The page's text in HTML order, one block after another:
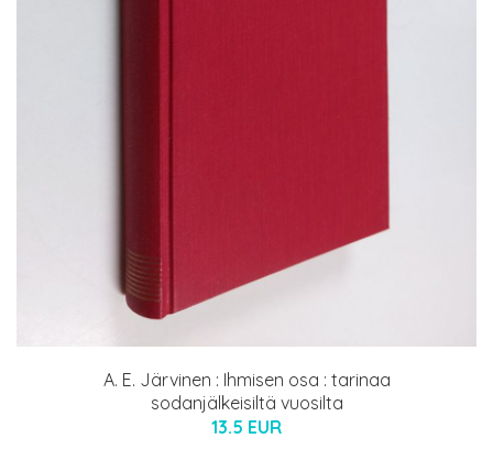
A. E. Järvinen : Ihmisen osa : tarinaa
sodanjälkeisiltä vuosilta
13.5 EUR